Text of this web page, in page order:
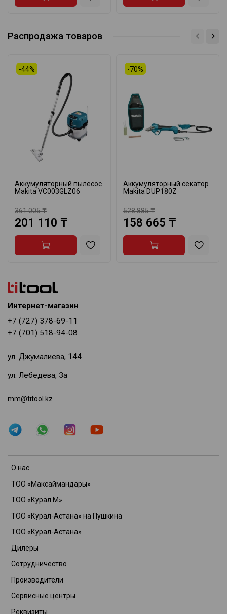
Распродажа товаров
-44%
Аккумуляторный пылесос
Makita VC003GLZ06
361 005 ₸
201 110 ₸
-70%
Аккумуляторный секатор
Makita DUP180Z
528 885 ₸
158 665 ₸
О нас
ТОО «Максаймандары»
ТОО «Курал М»
ТОО «Курал-Астана» на Пушкина
ТОО «Курал-Астана»
Дилеры
Сотрудничество
Производители
Сервисные центры
Реквизиты
Интернет-магазин
+7 (727) 378-69-11
+7 (701) 518-94-08
ул. Джумалиева, 144
ул. Лебедева, 3а
mm@titool.kz